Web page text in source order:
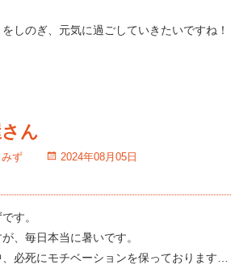
しのぎ、元気に過ごしていきたいですね！
ん
みず 2024年08月05日
す。
、毎日本当に暑いです。
、必死にモチベーションを保っております…